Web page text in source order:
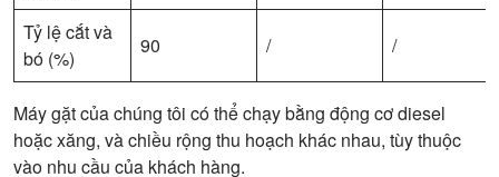
Tỷ lệ cắt và
bó (%)
90 / /
Máy gặt của chúng tôi có thể chạy bằng động cơ diesel
hoặc xăng, và chiều rộng thu hoạch khác nhau, tùy thuộc
vào nhu cầu của khách hàng.